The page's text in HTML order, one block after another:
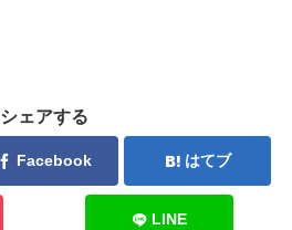
シェアする
Facebook はてブ
LINE